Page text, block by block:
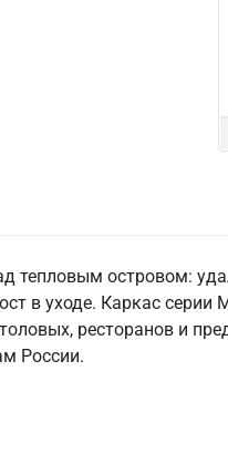
островом:
в уходе. Каркас
ресторанов и
России.